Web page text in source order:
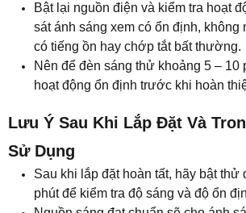
Nguồn sáng đạt chuẩn sẽ cho ánh
chói, không nhấp nháy khi nhìn
qua camera điện thoại– đây là dấu
động đúng kỹ thuật và ổn định điện
Trong quá trình sử dụng, hạn chế bật
tuổi thọ driver và chip LED bên
hoặc kiểm tra, luôn ngắt nguồn điện
đèn để đảm bảo an toàn tuyệt đối.
Đèn âm trần ánh sáng trung tính
liên tục nhiều giờ mỗi ngày, vì vậy